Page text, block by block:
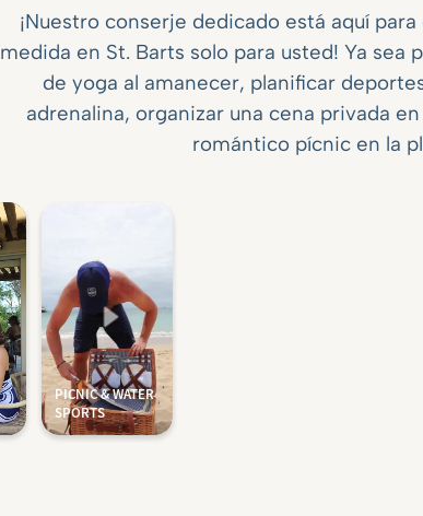
¡Nuestro conserje dedicado está aquí
medida en St. Barts solo para usted! Ya sea
de yoga al amanecer, planificar
adrenalina, organizar una cena privada
romántico pícnic en la